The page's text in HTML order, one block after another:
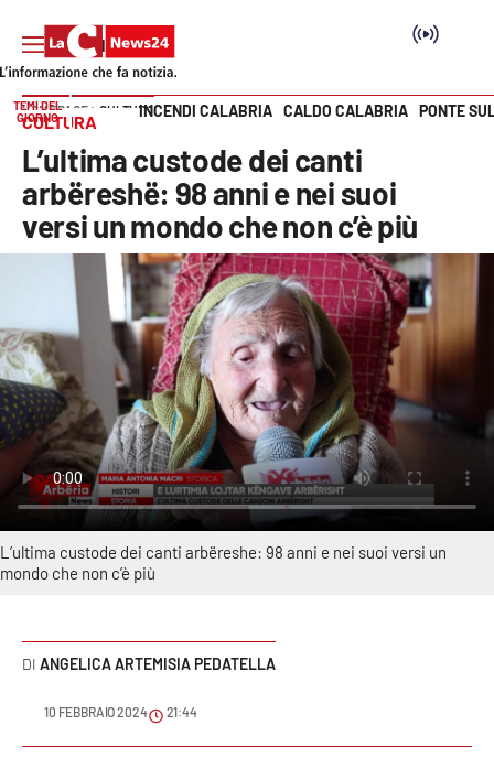
SEZIONI
Cronaca
Politica
Attualità
Economia e lavoro
Italia Mondo
Sanità
Sport
Vai
TEMI DEL
GIORNO
INCENDI CALABRIA CALDO CALABRIA PONTE
HOME PAGE CULTURA
CULTURA
L’ultima custode dei canti
arbëreshë: 98 anni e nei suoi
versi un mondo che non c’è più
L’ultima custode dei canti arbëreshe: 98 anni e nei suoi versi un
mondo che non c’è più
ANGELICA ARTEMISIA PEDATELLA
10 FEBBRAIO 2024 21:44